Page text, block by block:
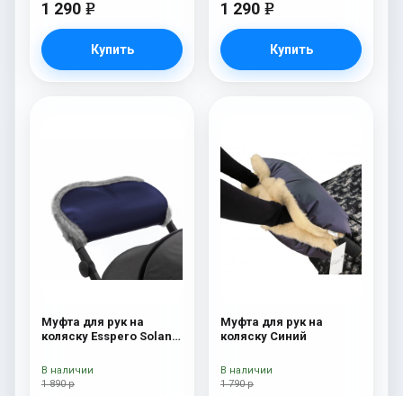
1 290 e
Купить
1 290 e
Купить
Муфта для рук на
коляску Esspero Solana
Deep Ocean
1 890 р
В наличии
Муфта для рук на
коляску Синий
1 790 р
В наличии